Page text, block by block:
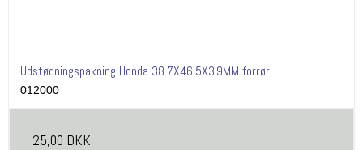
Udstødningspakning Honda 38.7X46.5X3.9MM forrør
012000
25,00 DKK